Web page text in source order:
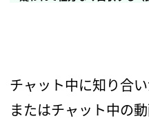
チャット中に知り合
またはチャット中の